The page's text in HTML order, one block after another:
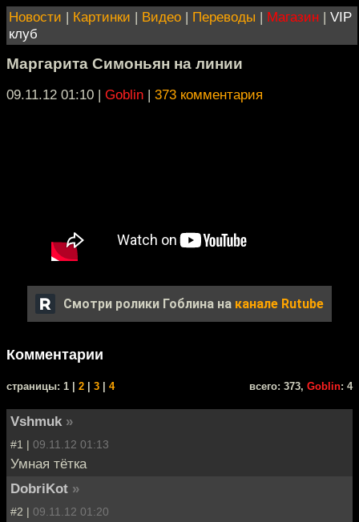
Новости | Картинки | Видео | Переводы | Магазин | VIP
клуб
Маргарита Симоньян на линии
09.11.12 01:10 | Goblin | 373 комментария
Смотри ролики Гоблина на канале Rutube
Комментарии
cтраницы: 1 | 2 3 4 всего: 373, Goblin: 4
Vshmuk »
#1 | 09.11.12 01:13
Умная тётка
DobriKot »
#2 | 09.11.12 01:20